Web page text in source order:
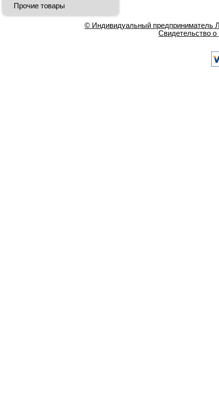
Прочие товары
© Индивидуальный предприниматель
Свидетельство